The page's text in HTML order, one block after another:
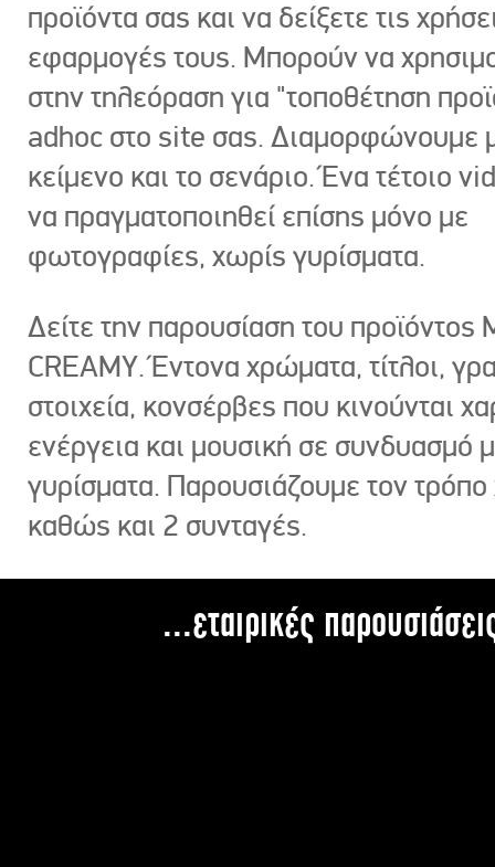
προϊόντα σας και να δείξετε τις
εφαρμογές τους. Μπορούν να
στην τηλεόραση για "τοποθέτηση
adhoc στο site σας. Διαμορφώνουμε
κείμενο και το σενάριο. Ένα τέτοιο
να πραγματοποιηθεί επίσης μόνο με
φωτογραφίες, χωρίς γυρίσματα.
Δείτε την παρουσίαση του προϊόντος
CREAMY. Έντονα χρώματα, τίτλοι,
στοιχεία, κονσέρβες που κινούνται
ενέργεια και μουσική σε συνδυασμό
γυρίσματα. Παρουσιάζουμε τον
καθώς και 2 συνταγές.
...εταιρικές